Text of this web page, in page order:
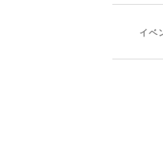
イベ